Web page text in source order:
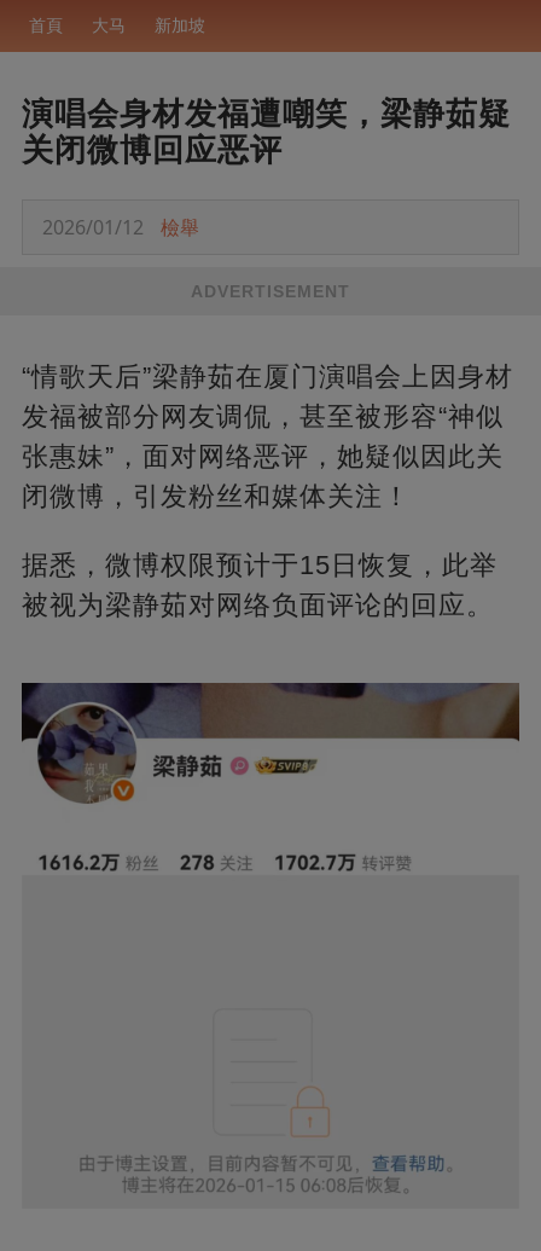
首頁 大马 新加坡
演唱会身材发福遭嘲笑，梁静茹疑
关闭微博回应恶评
2026/01/12 檢舉
ADVERTISEMENT
“情歌天后”梁静茹在厦门演唱会上因身材
发福被部分网友调侃，甚至被形容“神似
张惠妹”，面对网络恶评，她疑似因此关
闭微博，引发粉丝和媒体关注！
据悉，微博权限预计于15日恢复，此举
被视为梁静茹对网络负面评论的回应。